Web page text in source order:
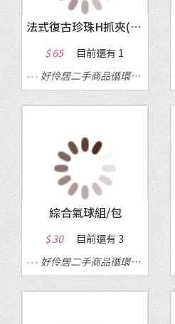
法式復古珍珠H抓夾(新)
$ 65 目前還有 1
---好伶居二手商品循環店 ---
綜合氣球組/包
$ 30 目前還有 3
---好伶居二手商品循環店 ---